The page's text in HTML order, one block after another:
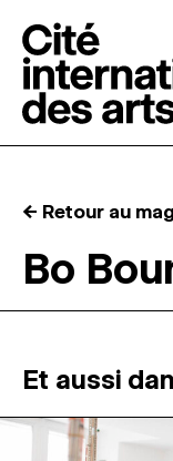
RÉSIDENCES ↓
ATELIERS
← Retour au
Bo
Et aussi